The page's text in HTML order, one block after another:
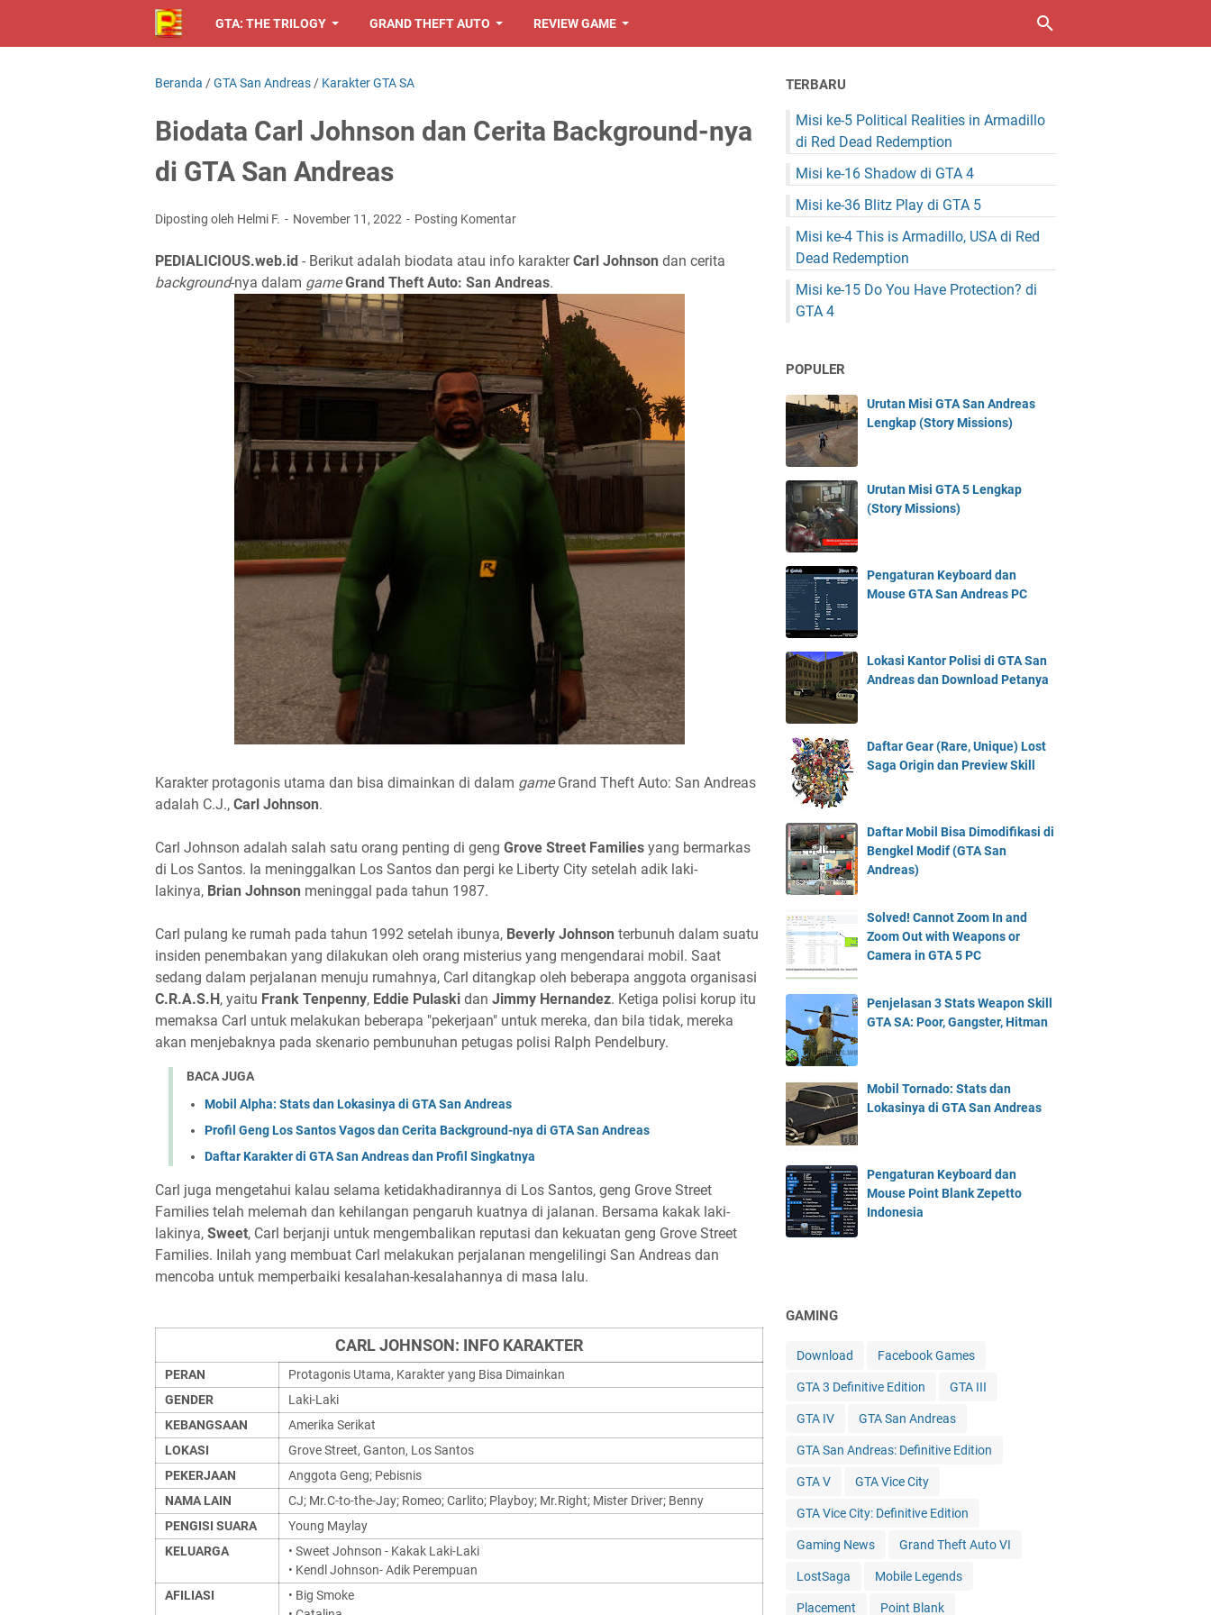
GTA: THE TRILOGY GRAND THEFT AUTO REVIEW GAME
Beranda /GTA San Andreas / Karakter GTA SA
Biodata Carl Johnson dan Cerita Background-nya
di GTA San Andreas
Diposting oleh Helmi F. November 11, 2022 Posting Komentar
PEDIALICIOUS.web.id - Berikut adalah biodata atau info karakterCarl Johnson dan cerita
background-nya dalam game Grand Theft Auto: San Andreas.
Karakter protagonis utama dan bisa dimainkan di dalam gameGrand Theft Auto: San Andreas
adalah C.J., Carl Johnson.
Carl Johnson adalah salah satu orang penting di geng Grove Street Families yang bermarkas
di Los Santos. Ia meninggalkan Los Santos dan pergi ke Liberty City setelah adik laki-
lakinya, Brian Johnson meninggal pada tahun 1987.
Carl pulang ke rumah pada tahun 1992 setelah ibunya, Beverly Johnson terbunuh dalam suatu
insiden penembakan yang dilakukan oleh orang misterius yang mengendarai mobil. Saat
sedang dalam perjalanan menuju rumahnya, Carl ditangkap oleh beberapa anggota organisasi
C.R.A.S.H, yaitu Frank Tenpenny, Eddie Pulaski dan Jimmy Hernandez. Ketiga polisi korup itu
memaksa Carl untuk melakukan beberapa "pekerjaan" untuk mereka, dan bila tidak, mereka
akan menjebaknya pada skenario pembunuhan petugas polisi Ralph Pendelbury.
BACA JUGA
Mobil Alpha: Stats dan Lokasinya di GTA San Andreas
Profil Geng Los Santos Vagos dan Cerita Background-nya di GTA San Andreas
Daftar Karakter di GTA San Andreas dan Profil Singkatnya
Carl juga mengetahui kalau selama ketidakhadirannya di Los Santos, geng Grove Street
Families telah melemah dan kehilangan pengaruh kuatnya di jalanan. Bersama kakak laki-
lakinya, Sweet, Carl berjanji untuk mengembalikan reputasi dan kekuatan geng Grove Street
Families. Inilah yang membuat Carl melakukan perjalanan mengelilingi San Andreas dan
mencoba untuk memperbaiki kesalahan-kesalahannya di masa lalu.
CARL JOHNSON: INFO KARAKTER
PERAN
Protagonis Utama, Karakter yang Bisa Dimainkan
GENDER
Laki-Laki
KEBANGSAAN
Amerika Serikat
LOKASI
Grove Street, Ganton, Los Santos
PEKERJAAN
Anggota Geng; Pebisnis
NAMA LAIN
CJ; Mr.C-to-the-Jay; Romeo; Carlito; Playboy; Mr.Right; Mister Driver; Benny
PENGISI SUARA
Young Maylay
KELUARGA
• Sweet Johnson - Kakak Laki-Laki
• Kendl Johnson- Adik Perempuan
AFILIASI
• Big Smoke
TERBARU
Misi ke-5 Political Realities in Armadillo
di Red Dead Redemption
Misi ke-16 Shadow di GTA 4
Misi ke-36 Blitz Play di GTA 5
Misi ke-4 This is Armadillo, USA di Red
Dead Redemption
Misi ke-15 Do You Have Protection? di
GTA 4
POPULER
Urutan Misi GTA San Andreas
Lengkap (Story Missions)
Urutan Misi GTA 5 Lengkap
(Story Missions)
Pengaturan Keyboard dan
Mouse GTA San Andreas PC
Lokasi Kantor Polisi di GTA San
Andreas dan Download Petanya
Daftar Gear (Rare, Unique) Lost
Saga Origin dan Preview Skill
Daftar Mobil Bisa Dimodifikasi di
Bengkel Modif (GTA San
Andreas)
Solved! Cannot Zoom In and
Zoom Out with Weapons or
Camera in GTA 5 PC
Penjelasan 3 Stats Weapon Skill
GTA SA: Poor, Gangster, Hitman
Mobil Tornado: Stats dan
Lokasinya di GTA San Andreas
Pengaturan Keyboard dan
Mouse Point Blank Zepetto
Indonesia
GAMING
Download Facebook Games
GTA 3 Definitive Edition GTA III
GTA IV GTA San Andreas
GTA San Andreas: Definitive Edition
GTA V GTA Vice City
GTA Vice City: Definitive Edition
Gaming News Grand Theft Auto VI
LostSaga Mobile Legends
Placement Point Blank